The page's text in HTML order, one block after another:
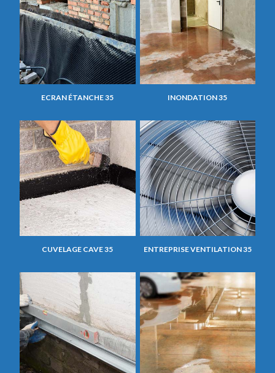
ECRAN ÉTANCHE 35 INONDATION 35
CUVELAGE CAVE 35 ENTREPRISE VENTILATION 35